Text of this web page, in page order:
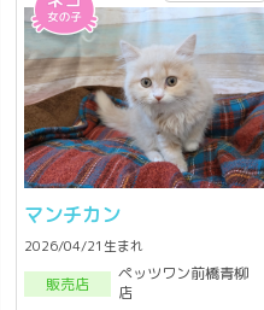
マンチカン
2026/04/21生まれ
販売店
ペッツワン前橋青柳
店